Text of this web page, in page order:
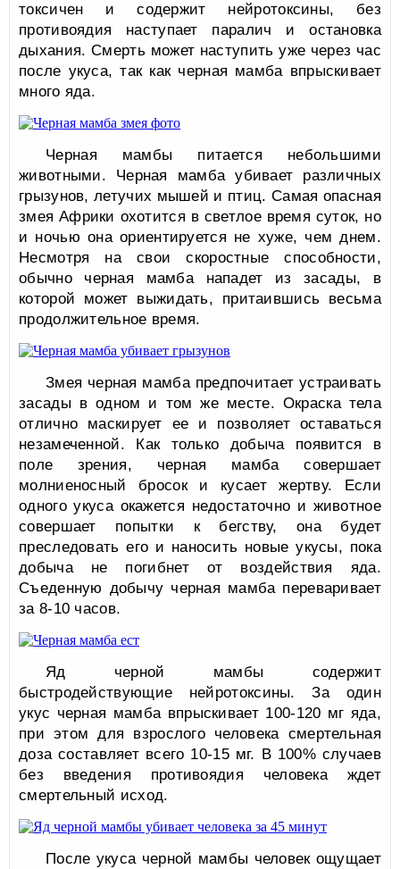
токсичен и содержит нейротоксины, без
противоядия наступает паралич и остановка
дыхания. Смерть может наступить уже через час
после укуса, так как черная мамба впрыскивает
много яда.
Черная мамбы питается небольшими
животными. Черная мамба убивает различных
грызунов, летучих мышей и птиц. Самая опасная
змея Африки охотится в светлое время суток, но
и ночью она ориентируется не хуже, чем днем.
Несмотря на свои скоростные способности,
обычно черная мамба нападет из засады, в
которой может выжидать, притаившись весьма
продолжительное время.
Змея черная мамба предпочитает устраивать
засады в одном и том же месте. Окраска тела
отлично маскирует ее и позволяет оставаться
незамеченной. Как только добыча появится в
поле зрения, черная мамба совершает
молниеносный бросок и кусает жертву. Если
одного укуса окажется недостаточно и животное
совершает попытки к бегству, она будет
преследовать его и наносить новые укусы, пока
добыча не погибнет от воздействия яда.
Съеденную добычу черная мамба переваривает
за 8-10 часов.
Яд черной мамбы содержит
быстродействующие нейротоксины. За один
укус черная мамба впрыскивает 100-120 мг яда,
при этом для взрослого человека смертельная
доза составляет всего 10-15 мг. В 100% случаев
без введения противоядия человека ждет
смертельный исход.
После укуса черной мамбы человек ощущает